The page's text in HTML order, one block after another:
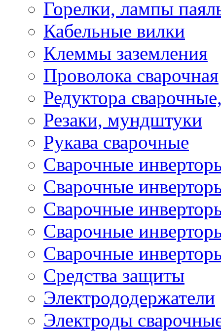
Горелки, лампы
Кабельные вилки
Клеммы заземления
Проволока сварочная
Редуктора
Резаки, мундштуки
Рукава сварочные
Сварочные
Сварочные
Сварочные
Сварочные
Сварочные
Средства защиты
Электрододержатели
Электроды